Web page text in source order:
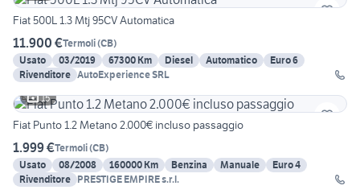
Fiat 500L 1.3 Mtj 95CV Automatica
11.900 €Termoli(CB)
Usato
03/2019 67300 Km Diesel Automatico
Euro 6
Rivenditore AutoExperience SRL
15
Fiat Punto 1.2 Metano 2.000€ incluso passaggio
1.999 €Termoli(CB)
Usato
08/2008 160000 Km Benzina Manuale
Euro 4
Rivenditore PRESTIGE EMPIRE s.r.l.